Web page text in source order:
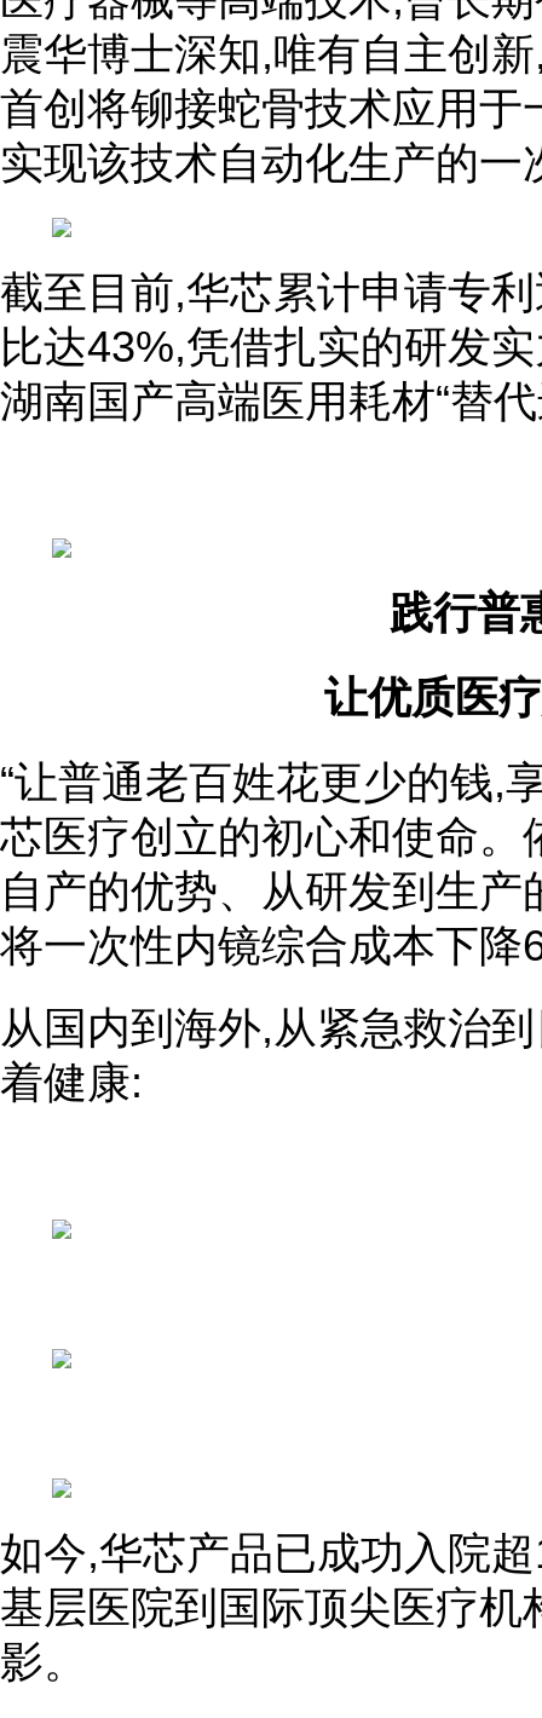
震华博士深知,唯有自主创
首创将铆接蛇骨技术应用
实现该技术自动化生产的一
截至目前,华芯累计申请专
比达43%,凭借扎实的研发
湖南国产高端医用耗材“替
践行普
让优质医
“让普通老百姓花更少的钱,
芯医疗创立的初心和使命
自产的优势、从研发到生
将一次性内镜综合成本下
从国内到海外,从紧急救治
着健康:
如今,华芯产品已成功入院
基层医院到国际顶尖医疗
影。